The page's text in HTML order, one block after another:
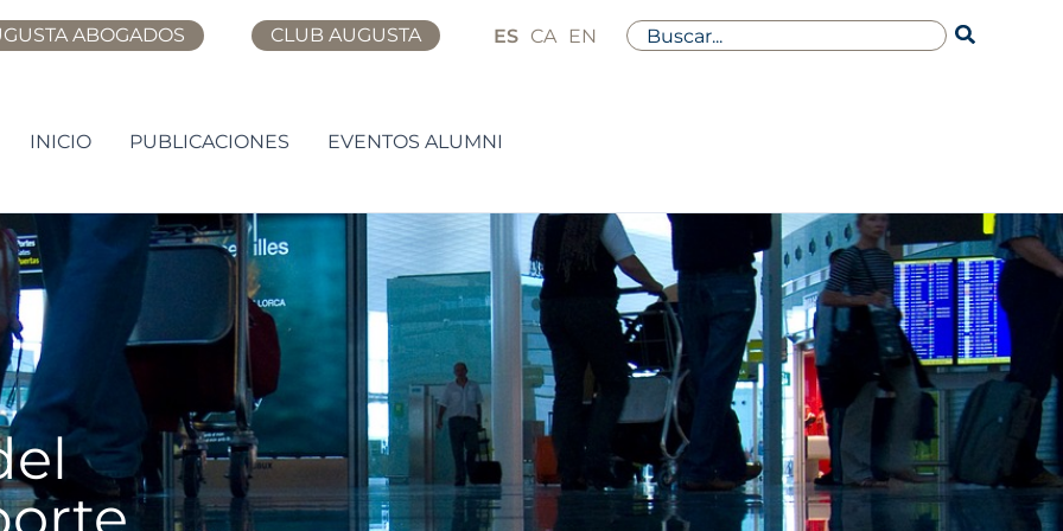
ABOGADOS CLUB AUGUSTA ES CA EN
Buscar
por:
INICIO PUBLICACIONES EVENTOS ALUMNI